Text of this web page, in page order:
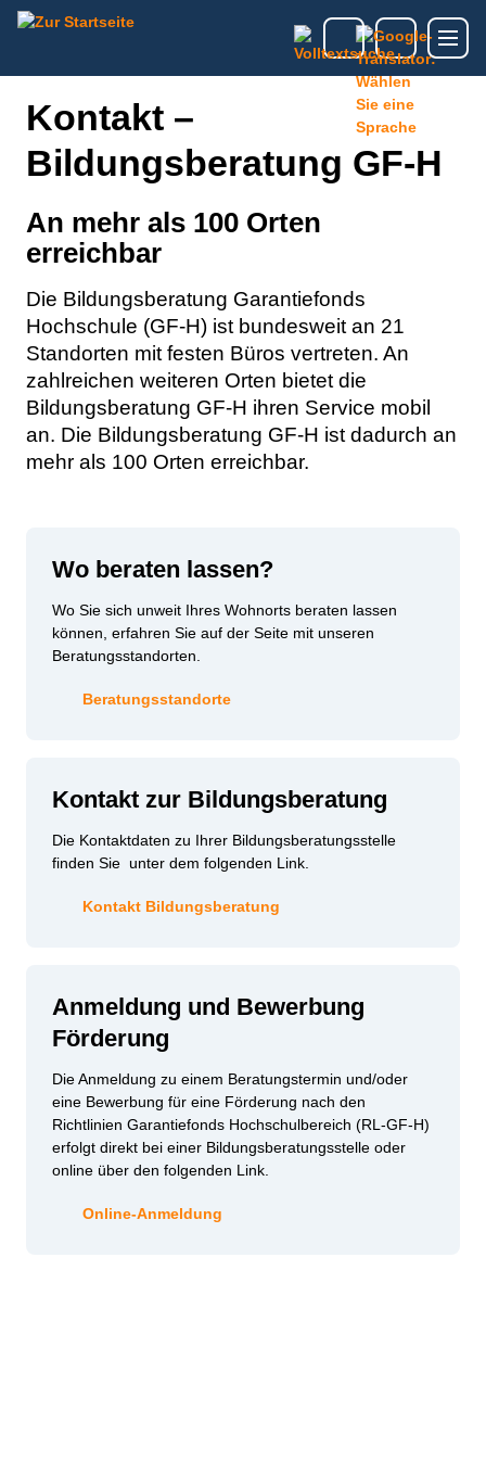
Kontakt –
Bildungsberatung GF-H
An mehr als 100 Orten
erreichbar
Die Bildungsberatung Garantiefonds
Hochschule (GF-H) ist bundesweit an 21
Standorten mit festen Büros vertreten. An
zahlreichen weiteren Orten bietet die
Bildungsberatung GF-H ihren Service mobil
an. Die Bildungsberatung GF-H ist dadurch an
mehr als 100 Orten erreichbar.
Wo beraten lassen?
Wo Sie sich unweit Ihres Wohnorts beraten lassen
können, erfahren Sie auf der Seite mit unseren
Beratungsstandorten.
Beratungsstandorte
Kontakt zur Bildungsberatung
Die Kontaktdaten zu Ihrer Bildungsberatungsstelle
finden Sie unter dem folgenden Link.
Kontakt Bildungsberatung
Anmeldung und Bewerbung
Förderung
Die Anmeldung zu einem Beratungstermin und/oder
eine Bewerbung für eine Förderung nach den
Richtlinien Garantiefonds Hochschulbereich (RL-GF-H)
erfolgt direkt bei einer Bildungsberatungsstelle oder
online über den folgenden Link.
Online-Anmeldung